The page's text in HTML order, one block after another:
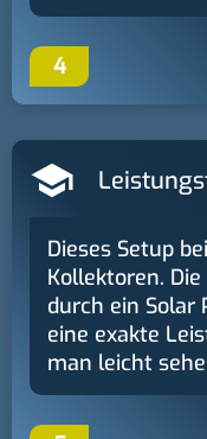
4
Dieses Setup
Kollektoren.
durch ein Solar
eine exakte
man leicht